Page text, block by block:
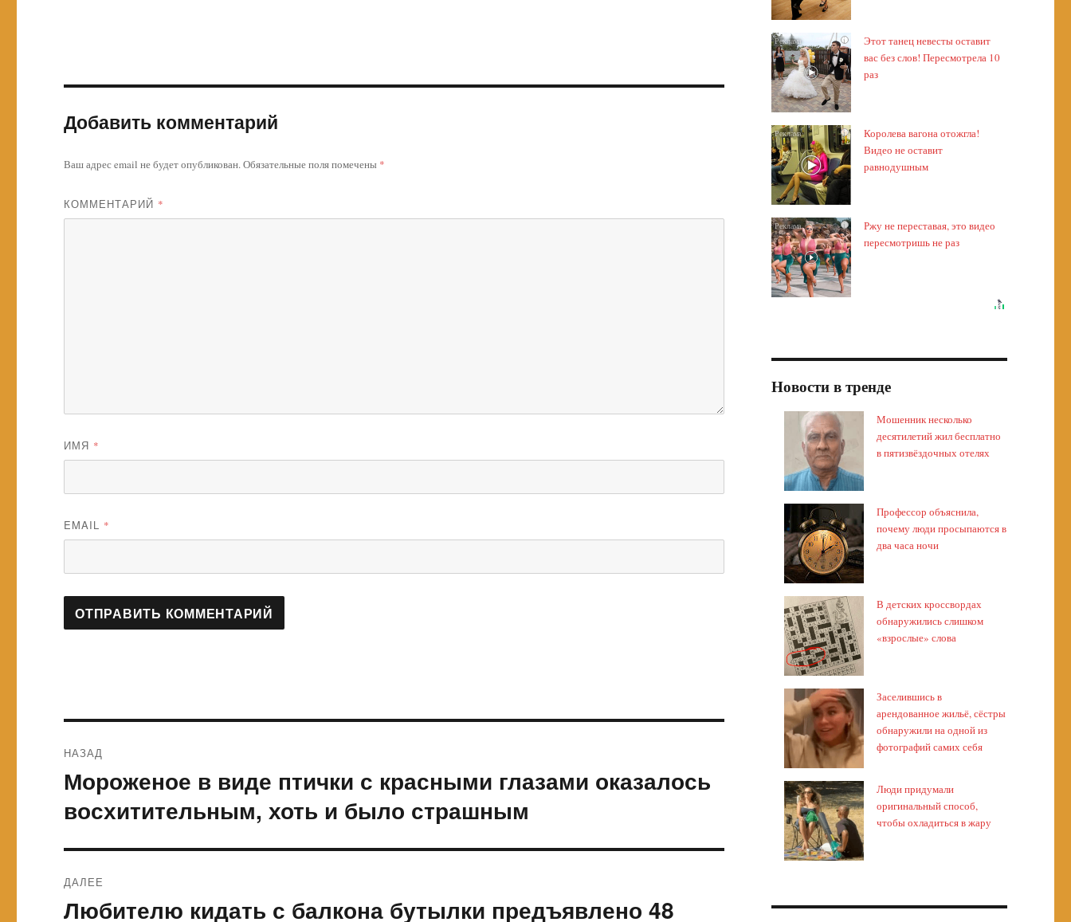
Добавить комментарий
Ваш адрес email не будет опубликован.Обязательные поля помечены *
КОММЕНТАРИЙ *
ИМЯ *
EMAIL *
по
записям
НАЗАД
Предыдущая
запись:
Мороженое в виде птички с красными глазами оказалось
восхитительным, хоть и было страшным
ДАЛЕЕ
Следующая
Любителю кидать с балкона бутылки предъявлено 48
i
Этот танец невесты оставит
вас без слов! Пересмотрела 10
раз
i
Королева вагона отожгла!
Видео не оставит
равнодушным
i
Ржу не переставая, это видео
пересмотришь не раз
Новости в тренде
Мошенник несколько
десятилетий жил бесплатно
в пятизвёздочных отелях
Профессор объяснила,
почему люди просыпаются в
два часа ночи
В детских кроссвордах
обнаружились слишком
«взрослые» слова
Заселившись в
арендованное жильё, сёстры
обнаружили на одной из
фотографий самих себя
Люди придумали
оригинальный способ,
чтобы охладиться в жару